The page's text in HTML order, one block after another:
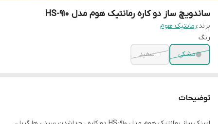
ساندویچ ساز دو کاره رمانتیک هوم مدل HS-910
برند:رمانتیک هوم
رنگ
مشکی
سفید
توضیحات